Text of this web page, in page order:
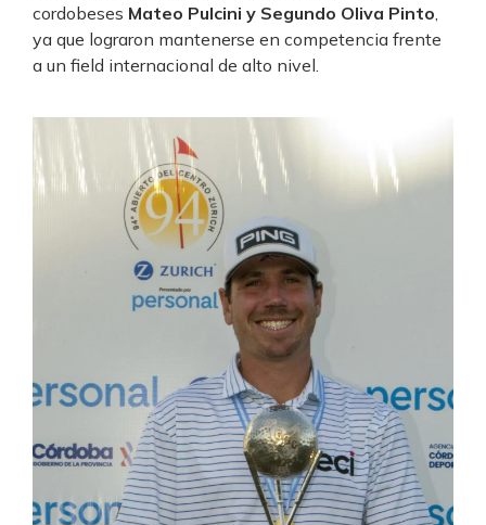
cordobeses Mateo Pulcini y Segundo Oliva Pinto
ya que lograron mantenerse en competencia frente
a un field internacional de alto nivel.